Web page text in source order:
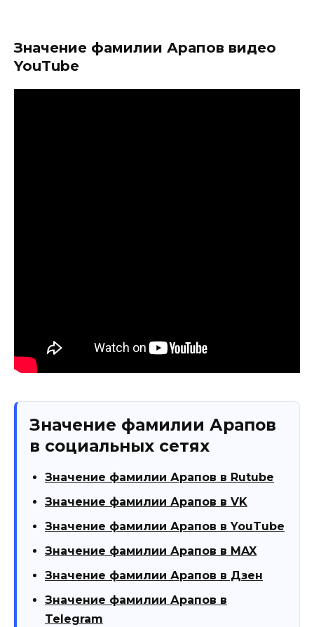
Значение фамилии Арапов видео
YouTube
Значение фамилии Арапов
в социальных сетях
Значение фамилии Арапов в Rutube
Значение фамилии Арапов в VK
Значение фамилии Арапов в YouTube
Значение фамилии Арапов в MAX
Значение фамилии Арапов в Дзен
Значение фамилии Арапов в
Telegram